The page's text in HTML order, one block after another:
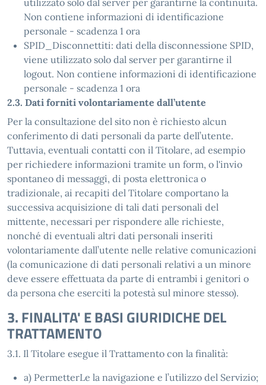
utilizzato solo dal server per garantirne la continuità.
Non contiene informazioni di identificazione
personale - scadenza 1 ora
SPID_Disconnettiti: dati della disconnessione SPID,
viene utilizzato solo dal server per garantirne il
logout. Non contiene informazioni di identificazione
personale - scadenza 1 ora
2.3. Dati forniti volontariamente dall’utente
Per la consultazione del sito non è richiesto alcun
conferimento di dati personali da parte dell’utente.
Tuttavia, eventuali contatti con il Titolare, ad esempio
per richiedere informazioni tramite un form, o l'invio
spontaneo di messaggi, di posta elettronica o
tradizionale, ai recapiti del Titolare comportano la
successiva acquisizione di tali dati personali del
mittente, necessari per rispondere alle richieste,
nonché di eventuali altri dati personali inseriti
volontariamente dall’utente nelle relative comunicazioni
(la comunicazione di dati personali relativi a un minore
deve essere effettuata da parte di entrambi i genitori o
da persona che eserciti la potestà sul minore stesso).
3. FINALITA' E BASI GIURIDICHE DEL
TRATTAMENTO
3.1. Il Titolare esegue il Trattamento con la finalità:
a) PermetterLe la navigazione e l’utilizzo del Servizio;